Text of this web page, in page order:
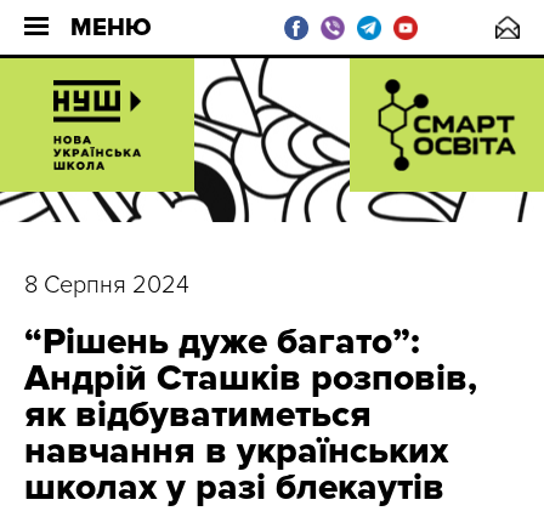
МЕНЮ
8 Серпня 2024
“Рішень дуже багато”:
Андрій Сташків розповів,
як відбуватиметься
навчання в українських
школах у разі блекаутів